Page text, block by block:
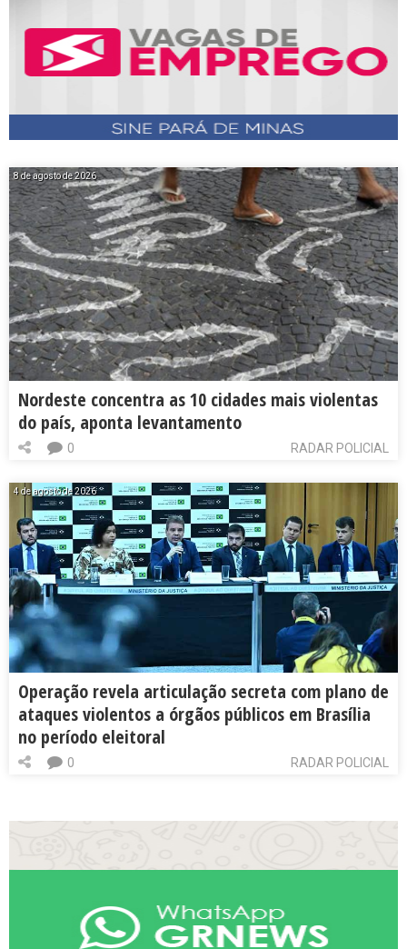
8 de agosto de 2026
Nordeste concentra as 10 cidades mais violentas
do país, aponta levantamento
RADAR POLICIAL
0
4 de agosto de 2026
Operação revela articulação secreta com plano de
ataques violentos a órgãos públicos em Brasília
no período eleitoral
RADAR POLICIAL
0